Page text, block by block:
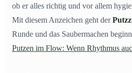
ob er alles richtig und vor allem
Mit diesem Anzeichen geht der
Runde und das Saubermachen
Putzen im Flow: Wenn Rhythmus